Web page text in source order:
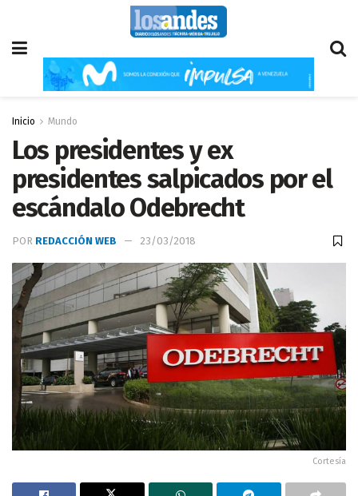
Inicio Mundo
Los presidentes y ex
presidentes salpicados por el
escándalo Odebrecht
POR REDACCIÓN WEB 23/03/2018
Cortesía